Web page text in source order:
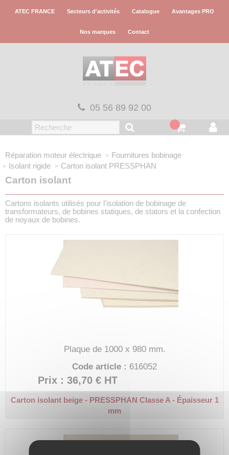
ATEC FRANCE Secteurs d'activités Catalogue Avantages PRO
Nos marques Contact
05 56 89 92 00
Réparation moteur électrique
Fournitures bobinage
Isolant rigide
Carton isolant PRESSPHAN
Carton isolant
Cartons isolants utilisés pour l'isolation de bobinage de
transformateurs, de bobines statiques, de stators et la confection
de noyaux de bobines.
Plaque de 1000 x 980 mm.
Code article : 616052
Prix : 36,70 € HT
Carton isolant beige - PRESSPHAN Classe A - Épaisseur 1
mm